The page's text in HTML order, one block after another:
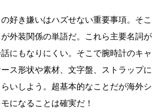
好き嫌いはハズせない重要事項。そこ
外装関係の単語だ。これら主要名詞が
にもなりにくい。そこで腕時計のキャ
ス形状や素材、文字盤、ストラップに
いしよう。超基本的なことだが海外シ
になることは確実だ！